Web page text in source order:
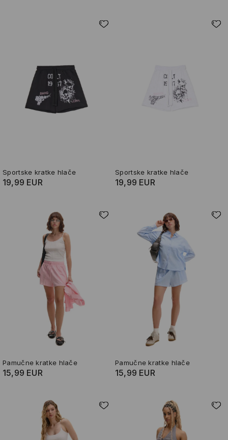
Sportske kratke hlače
19,99 EUR
Sportske kratke hlače
19,99 EUR
Pamučne kratke hlače
15,99 EUR
Pamučne kratke hlače
15,99 EUR